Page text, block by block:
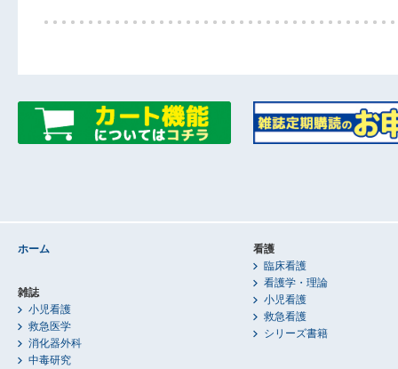
ホーム
雑誌
小児看護
救急医学
消化器外科
中毒研究
看護
臨床看護
看護学・理論
小児看護
救急看護
シリーズ書籍